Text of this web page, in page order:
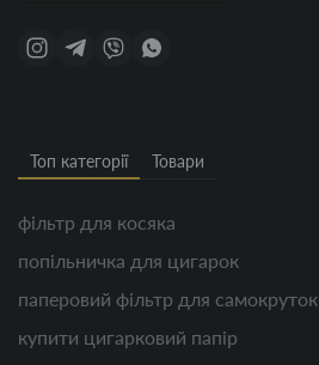
Топ категорії Товари
фільтр для косяка
попільничка для цигарок
паперовий фільтр для самокруток
купити цигарковий папір